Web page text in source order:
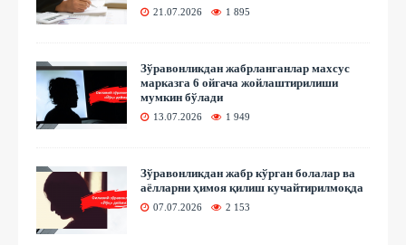
21.07.2026 1 895
Зўравонликдан жабрланганлар махсус
марказга 6 ойгача жойлаштирилиши
мумкин бўлади
13.07.2026 1 949
Зўравонликдан жабр кўрган болалар ва
аёлларни ҳимоя қилиш кучайтирилмоқда
07.07.2026 2 153